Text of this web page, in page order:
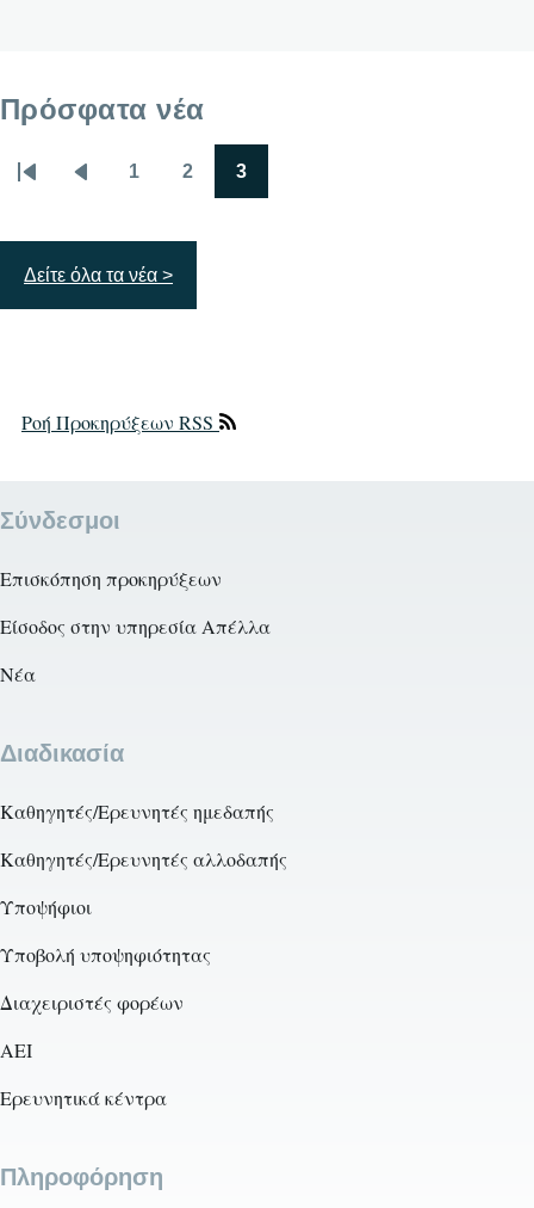
Πρόσφατα νέα
Σελιδοποίηση
First
Προηγούμενη
1 2 3
Δείτε όλα τα νέα >
Ροή Προκηρύξεων RSS
Σύνδεσμοι
Επισκόπηση προκηρύξεων
Είσοδος στην υπηρεσία Απέλλα
Νέα
Διαδικασία
Καθηγητές/Ερευνητές ημεδαπής
Καθηγητές/Ερευνητές αλλοδαπής
Υποψήφιοι
Υποβολή υποψηφιότητας
Διαχειριστές φορέων
AEI
Ερευνητικά κέντρα
Πληροφόρηση